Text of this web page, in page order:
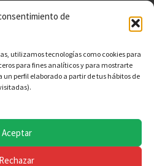
de
utilizamos tecnologías como cookies para
para fines analíticos y para mostrarte
perfil elaborado a partir de tus hábitos de
Aceptar
Rechazar